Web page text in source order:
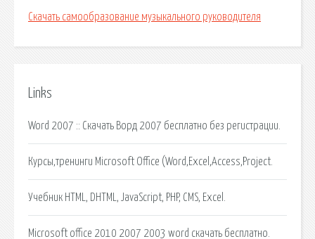
Скачать самообразование музыкального руководителя
Links
Word 2007 :: Скачать Ворд 2007 бесплатно без регистрации.
Курсы,тренинги Microsoft Office (Word,Excel,Access,Project.
Учебник HTML, DHTML, JavaScript, PHP, CMS, Excel.
Microsoft office 2010 2007 2003 word скачать бесплатно.